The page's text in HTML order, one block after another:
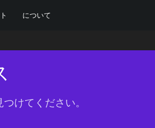
について
けてください。